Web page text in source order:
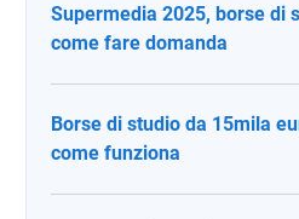
Supermedia 2025, borse di
come fare domanda
Borse di studio da 15mila
come funziona